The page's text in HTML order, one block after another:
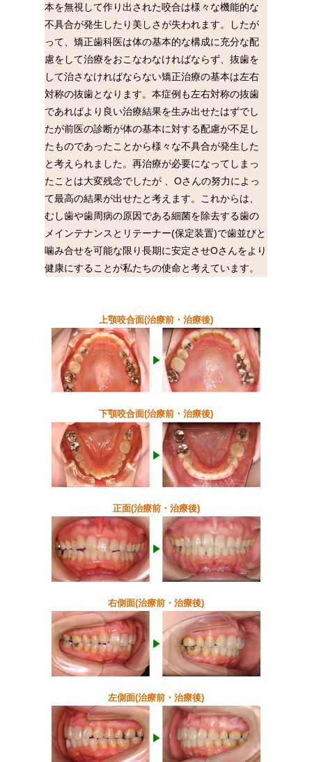
本を無視して作り出された咬合は様々な機能的な
不具合が発生したり美しさが失われます。したが
って、矯正歯科医は体の基本的な構成に充分な配
慮をして治療をおこなわなければならず、抜歯を
して治さなければならない矯正治療の基本は左右
対称の抜歯となります。本症例も左右対称の抜歯
であればより良い治療結果を生み出せたはずでし
たが前医の診断が体の基本に対する配慮が不足し
たものであったことから様々な不具合が発生した
と考えられました。再治療が必要になってしまっ
たことは大変残念でしたが 、Oさんの努力によっ
て最高の結果が出せたと考えます。これからは、
むし歯や歯周病の原因である細菌を除去する歯の
メインテナンスとリテーナー(保定装置)で歯並びと
噛み合せを可能な限り長期に安定させOさんをより
健康にすることが私たちの使命と考えています。
上顎咬合面(治療前・治療後)
下顎咬合面(治療前・治療後)
正面(治療前・治療後)
右側面(治療前・治療後)
左側面(治療前・治療後)